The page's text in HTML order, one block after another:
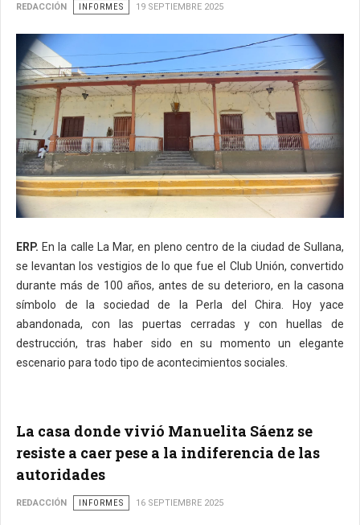
REDACCIÓN INFORMES 19 SEPTIEMBRE 2025
ERP. En la calle La Mar, en pleno centro de la ciudad de Sullana,
se levantan los vestigios de lo que fue el Club Unión, convertido
durante más de 100 años, antes de su deterioro, en la casona
símbolo de la sociedad de la Perla del Chira. Hoy yace
abandonada, con las puertas cerradas y con huellas de
destrucción, tras haber sido en su momento un elegante
escenario para todo tipo de acontecimientos sociales.
La casa donde vivió Manuelita Sáenz se
resiste a caer pese a la indiferencia de las
autoridades
REDACCIÓN INFORMES 16 SEPTIEMBRE 2025